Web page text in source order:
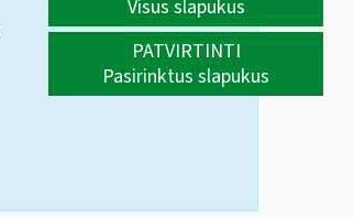
Visus slapukus
PATVIRTINTI
Pasirinktus slapukus